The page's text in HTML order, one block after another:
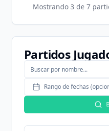
Mostrando 3 de 7
Partidos
Rango de fechas